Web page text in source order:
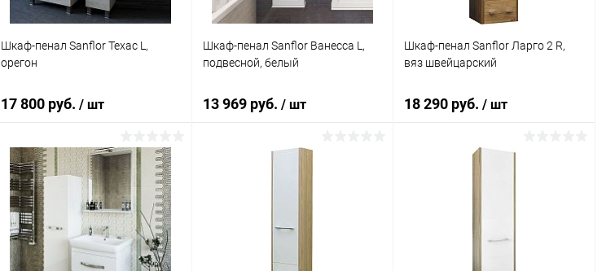
Шкаф-пенал Sanflor Техас L,
орегон
17 800 руб. / шт
В корзину
Купить в 1 клик Сравнение
В избранное Под заказ
Шкаф-пенал Sanflor Ванесса L,
подвесной, белый
13 969 руб. / шт
Шкаф-пенал Sanflor Ларго 2 R,
вяз швейцарский
18 290 руб./ шт
В избранное